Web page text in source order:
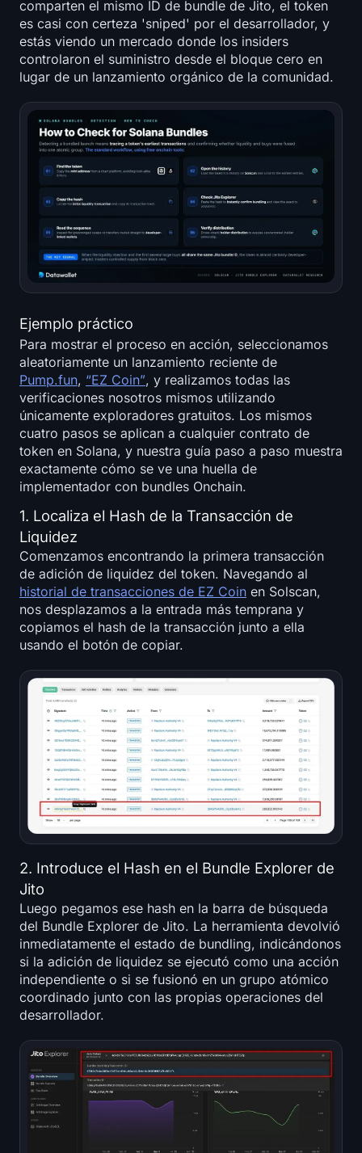
comparten el mismo ID de bundle de Jito, el token
es casi con certeza 'sniped' por el desarrollador, y
estás viendo un mercado donde los insiders
controlaron el suministro desde el bloque cero en
lugar de un lanzamiento orgánico de la comunidad.
Ejemplo práctico
Para mostrar el proceso en acción, seleccionamos
aleatoriamente un lanzamiento reciente de
Pump.fun, “EZ Coin”, y realizamos todas las
verificaciones nosotros mismos utilizando
únicamente exploradores gratuitos. Los mismos
cuatro pasos se aplican a cualquier contrato de
token en Solana, y nuestra guía paso a paso muestra
exactamente cómo se ve una huella de
implementador con bundles Onchain.
1. Localiza el Hash de la Transacción de
Liquidez
Comenzamos encontrando la primera transacción
de adición de liquidez del token. Navegando al
historial de transacciones de EZ Coin en Solscan,
nos desplazamos a la entrada más temprana y
copiamos el hash de la transacción junto a ella
usando el botón de copiar.
2. Introduce el Hash en el Bundle Explorer de
Jito
Luego pegamos ese hash en la barra de búsqueda
del Bundle Explorer de Jito. La herramienta devolvió
inmediatamente el estado de bundling, indicándonos
si la adición de liquidez se ejecutó como una acción
independiente o si se fusionó en un grupo atómico
coordinado junto con las propias operaciones del
desarrollador.